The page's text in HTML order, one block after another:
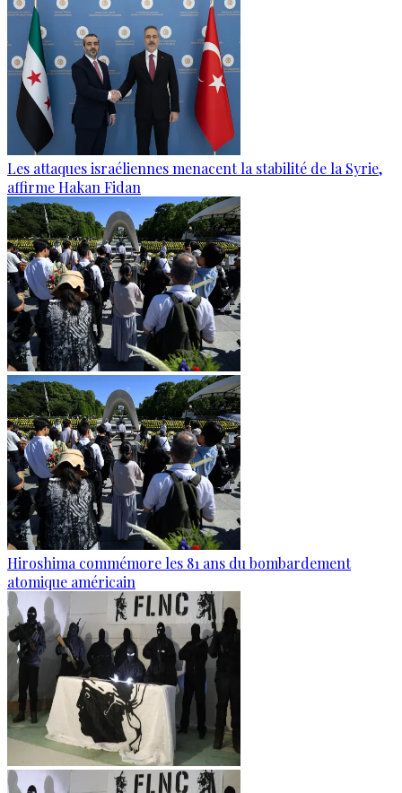
Les attaques israéliennes menacent la stabilité de la Syrie,
affirme Hakan Fidan
Hiroshima commémore les 81 ans du bombardement
atomique américain